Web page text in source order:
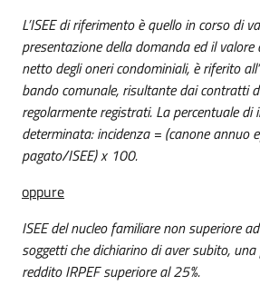
L’ISEE di riferimento è quello in corso di
presentazione della domanda ed il valore
netto degli oneri condominiali, è riferito
bando comunale, risultante dai contratti
regolarmente registrati. La percentuale di
determinata: incidenza = (canone annuo
pagato/ISEE) x 100.
oppure
ISEE del nucleo familiare non superiore
soggetti che dichiarino di aver subito,
reddito IRPEF superiore al 25%.